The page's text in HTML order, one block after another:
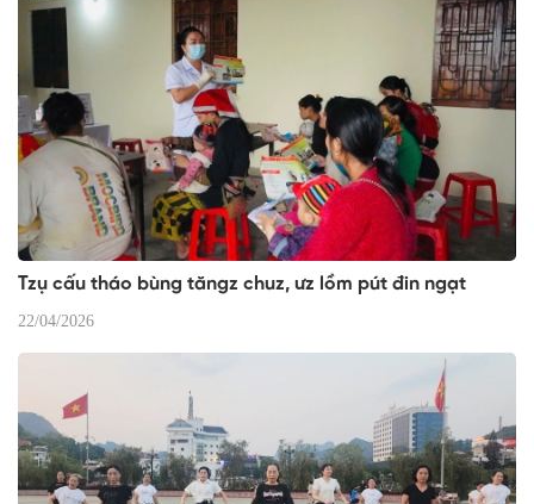
Tzụ cấu tháo bùng tăngz chuz, ưz lồm pút đin ngạt
22/04/2026